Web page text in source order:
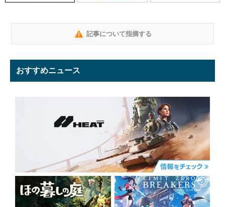
記事について指摘する
おすすめニュース